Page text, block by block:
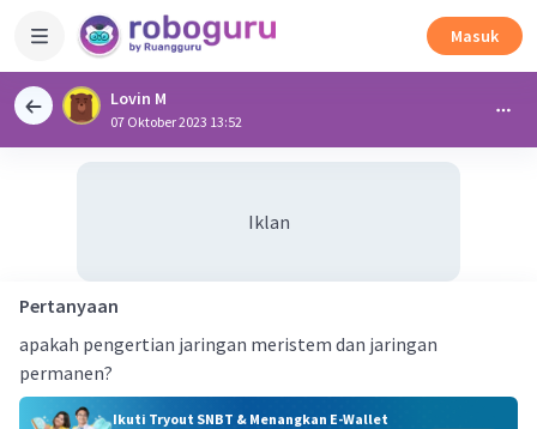
Masuk
Lovin M
07 Oktober 2023 13:52
Iklan
Pertanyaan
apakah pengertian jaringan meristem dan jaringan
permanen?
Ikuti Tryout SNBT & Menangkan E-Wallet